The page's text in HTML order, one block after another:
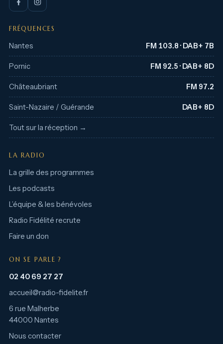
FRÉQUENCES
Nantes FM 103.8 · DAB+ 7B
Pornic FM 92.5 · DAB+ 8D
Châteaubriant FM 97.2
Saint-Nazaire / Guérande DAB+ 8D
Tout sur la réception →
LA RADIO
La grille des programmes
Les podcasts
L’équipe & les bénévoles
Radio Fidélité recrute
Faire un don
ON SE PARLE ?
02 40 69 27 27
accueil@radio-fidelite.fr
6 rue Malherbe
44000 Nantes
Nous contacter